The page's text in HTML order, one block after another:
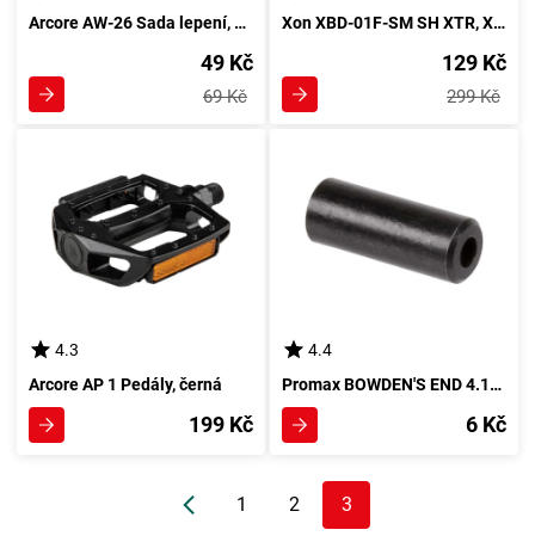
Arcore AW-26 Sada lepení, mix
49 Kč
69 Kč
Xon XBD-01F-SM SH XTR, XT, DEORE Brzdové destičky, černá
129 Kč
299 Kč
4.3
Arcore AP 1 Pedály, černá
199 Kč
4.4
Promax BOWDEN'S END 4.1MM Koncovka bowdenu, černá
6 Kč
1 2 3